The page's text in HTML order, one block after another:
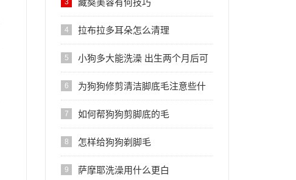
3 藏獒美容有何技巧
4 拉布拉多耳朵怎么清理
5 小狗多大能洗澡 出生两个月后可
以洗澡
6 为狗狗修剪清洁脚底毛注意些什
么
7 如何帮狗狗剪脚底的毛
8 怎样给狗狗剃脚毛
9 萨摩耶洗澡用什么更白